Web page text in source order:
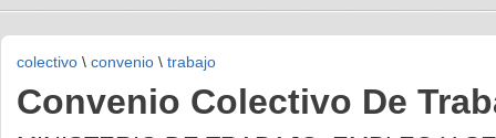
colectivo \ convenio \ trabajo
Convenio Colectivo De